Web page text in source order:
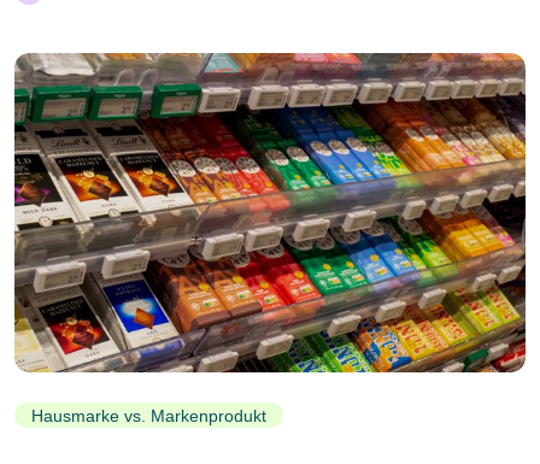
Hausmarke vs. Markenprodukt